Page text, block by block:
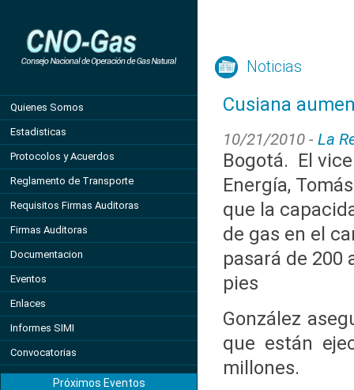
Quienes Somos
Estadisticas
Protocolos y Acuerdos
Reglamento de Transporte
Requisitos Firmas Auditoras
Firmas Auditoras
Documentacion
Eventos
Enlaces
Informes SIMI
Convocatorias
Próximos Eventos
Noticias
Cusiana
10/21/2010 - La
Bogotá. El
Energía,
que la
de gas en el
pasará de 200
pies
González
que están
millones.